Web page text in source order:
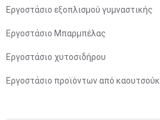
Εργοστάσιο εξοπλισμού γυμναστικής
Εργοστάσιο Μπαρμπέλας
Εργοστάσιο χυτοσιδήρου
Εργοστάσιο προϊόντων από καουτσούκ